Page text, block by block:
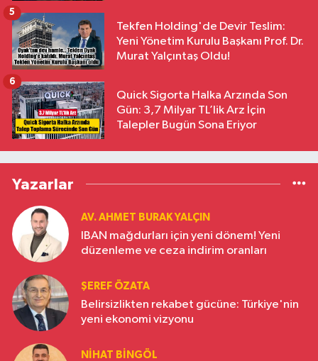
Tekfen Holding'de Devir Teslim:
Yeni Yönetim Kurulu Başkanı Prof. Dr.
Murat Yalçıntaş Oldu!
5
Quick Sigorta Halka Arzında Son
Gün: 3,7 Milyar TL’lik Arz İçin
Talepler Bugün Sona Eriyor
6
Yazarlar
AV. AHMET BURAK YALÇIN
IBAN mağdurları için yeni dönem! Yeni
düzenleme ve ceza indirim oranları
ŞEREF ÖZATA
Belirsizlikten rekabet gücüne: Türkiye'nin
yeni ekonomi vizyonu
NIHAT BINGÖL